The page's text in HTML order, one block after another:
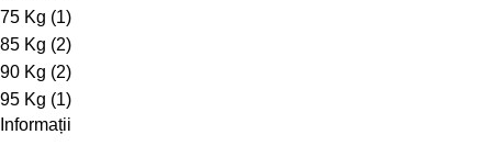
75 Kg (1)
85 Kg (2)
90 Kg (2)
95 Kg (1)
Informații